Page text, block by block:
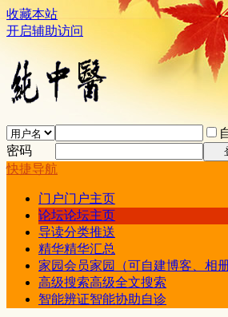
收藏本站
开启辅助访问
密码
快捷导航
门户门户主页
论坛论坛主页
导读分类推送
精华精华汇总
家园会员家园（可自建博客、相
高级搜索高级全文搜索
智能辨证智能协助自诊